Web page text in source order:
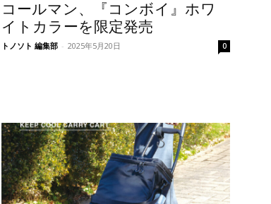
コールマン、『コンボイ』ホワ
イトカラーを限定発売
トノソト 編集部 - 2025年5月20日 0